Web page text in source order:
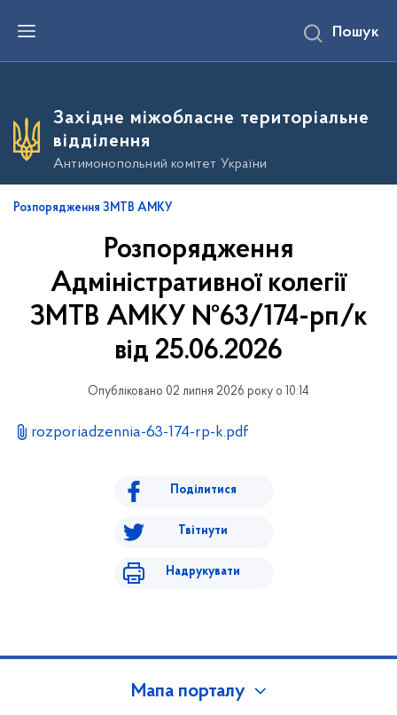
е
о
о
в
Пошук
Західне міжобласне територіальне
відділення
Антимонопольний комітет України
Розпорядження ЗМТВ АМКУ
Розпорядження
Адміністративної колегії
ЗМТВ АМКУ №63/174-рп/к
від 25.06.2026
Опубліковано 02 липня 2026 року о 10:14
rozporiadzennia-63-174-rp-k.pdf
Поділитися
Твітнути
Надрукувати
Мапа порталу